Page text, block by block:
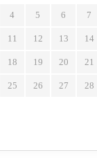
4 5 6 7
11 12 13 14
18 19 20 21
25 26 27 28